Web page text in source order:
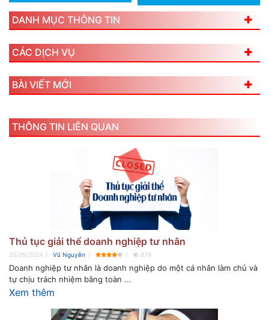
DANH MỤC THÔNG TIN
CÁC DỊCH VỤ
BÀI VIẾT MỚI
THÔNG TIN LIÊN QUAN
Thủ tục giải thể doanh nghiệp tư nhân
25/05/2024 Vũ Nguyễn 879
Doanh nghiệp tư nhân là doanh nghiệp do một cá nhân làm chủ và
tự chịu trách nhiệm bằng toàn ...
Xem thêm